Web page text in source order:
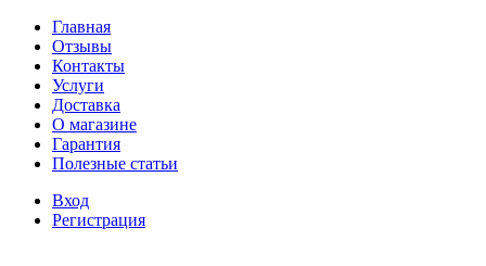
Главная
Отзывы
Контакты
Услуги
Доставка
О магазине
Гарантия
Полезные статьи
Вход
Регистрация